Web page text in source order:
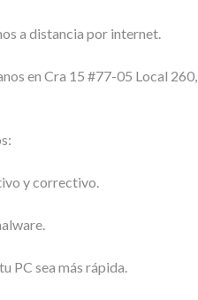
a distancia por internet.
en Cra 15 #77-05 Local 260,
y correctivo.
PC sea más rápida.